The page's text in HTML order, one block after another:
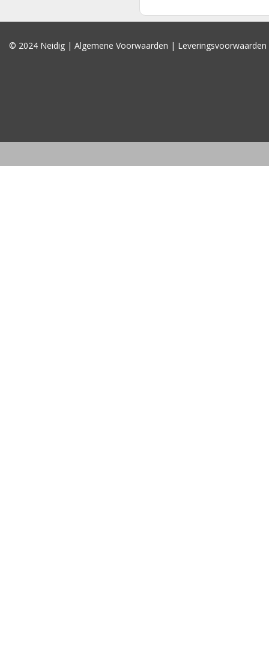
© 2024 Neidig | Algemene Voorwaarden | Leveringsvoorwaarden